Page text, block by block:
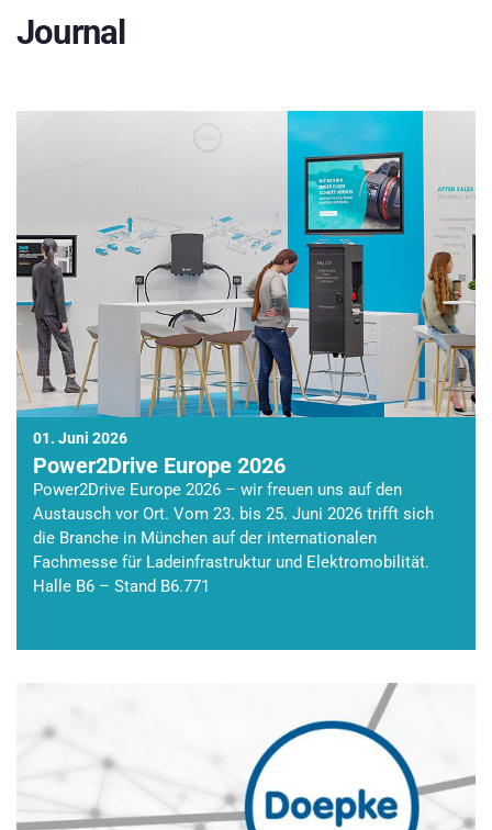
Journal
01. Juni 2026
Power2Drive Europe 2026
Power2Drive Europe 2026 – wir freuen uns auf den
Austausch vor Ort. Vom 23. bis 25. Juni 2026 trifft sich
die Branche in München auf der internationalen
Fachmesse für Ladeinfrastruktur und Elektromobilität.
Halle B6 – Stand B6.771